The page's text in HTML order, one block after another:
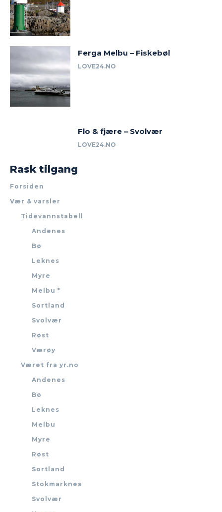
Ferga Melbu – Fiskebøl
LOVE24.NO
Flo & fjære – Svolvær
LOVE24.NO
Rask tilgang
Forsiden
Vær & varsler
Tidevannstabell
Andenes
Bø
Leknes
Myre
Melbu *
Sortland
Svolvær
Røst
Værøy
Været fra yr.no
Andenes
Bø
Leknes
Melbu
Myre
Røst
Sortland
Stokmarknes
Svolvær